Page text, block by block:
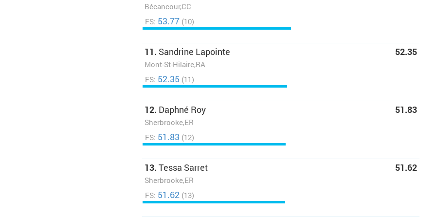
Bécancour,CC
FS: 53.77 (10)
11. Sandrine Lapointe
Mont-St-Hilaire,RA
52.35
FS: 52.35 (11)
12. Daphné Roy
Sherbrooke,ER
51.83
FS: 51.83 (12)
13. Tessa Sarret
Sherbrooke,ER
51.62
FS: 51.62 (13)